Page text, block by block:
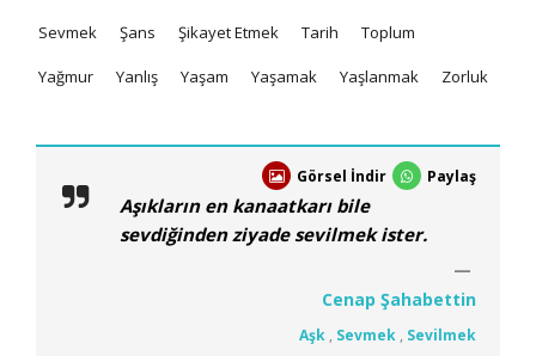
Sevmek Şans Şikayet Etmek Tarih Toplum
Yağmur Yanlış Yaşam Yaşamak Yaşlanmak Zorluk
Görsel İndir Paylaş
Aşıkların en kanaatkarı bile
sevdiğinden ziyade sevilmek ister.
Cenap Şahabettin
Aşk , Sevmek , Sevilmek